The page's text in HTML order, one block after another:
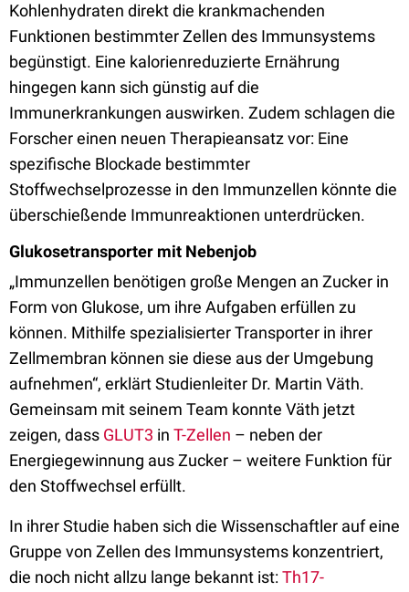
Kohlenhydraten direkt die krankmachenden
Funktionen bestimmter Zellen des Immunsystems
begünstigt. Eine kalorienreduzierte Ernährung
hingegen kann sich günstig auf die
Immunerkrankungen auswirken. Zudem schlagen die
Forscher einen neuen Therapieansatz vor: Eine
spezifische Blockade bestimmter
Stoffwechselprozesse in den Immunzellen könnte die
überschießende Immunreaktionen unterdrücken.
Glukosetransporter mit Nebenjob
„Immunzellen benötigen große Mengen an Zucker in
Form von Glukose, um ihre Aufgaben erfüllen zu
können. Mithilfe spezialisierter Transporter in ihrer
Zellmembran können sie diese aus der Umgebung
aufnehmen“, erklärt Studienleiter Dr. Martin Väth.
Gemeinsam mit seinem Team konnte Väth jetzt
zeigen, dass GLUT3 in T-Zellen – neben der
Energiegewinnung aus Zucker – weitere Funktion für
den Stoffwechsel erfüllt.
In ihrer Studie haben sich die Wissenschaftler auf eine
Gruppe von Zellen des Immunsystems konzentriert,
die noch nicht allzu lange bekannt ist:Th17-